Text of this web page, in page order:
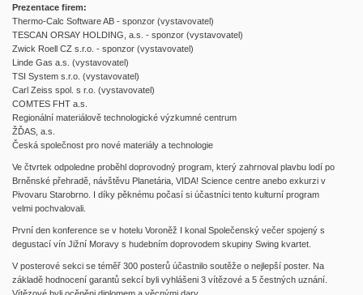
Prezentace firem:
Thermo-Calc Software AB - sponzor (vystavovatel)
TESCAN ORSAY HOLDING, a.s. - sponzor (vystavovatel)
Zwick Roell CZ s.r.o. - sponzor (vystavovatel)
Linde Gas a.s. (vystavovatel)
TSI System s.r.o. (vystavovatel)
Carl Zeiss spol. s r.o. (vystavovatel)
COMTES FHT a.s.
Regionální materiálově technologické výzkumné centrum
ŽĎAS, a.s.
Česká společnost pro nové materiály a technologie
Ve čtvrtek odpoledne proběhl doprovodný program, který zahrnoval plavbu lodí po
Brněnské přehradě, návštěvu Planetária, VIDA! Science centre anebo exkurzi v
Pivovaru Starobrno. I díky pěknému počasí si účastníci tento kulturní program
velmi pochvalovali.
První den konference se v hotelu Voroněž I konal Společenský večer spojený s
degustací vín Jižní Moravy s hudebním doprovodem skupiny Swing kvartet.
V posterové sekci se téměř 300 posterů účastnilo soutěže o nejlepší poster. Na
základě hodnocení garantů sekcí byli vyhlášeni 3 vítězové a 5 čestných uznání.